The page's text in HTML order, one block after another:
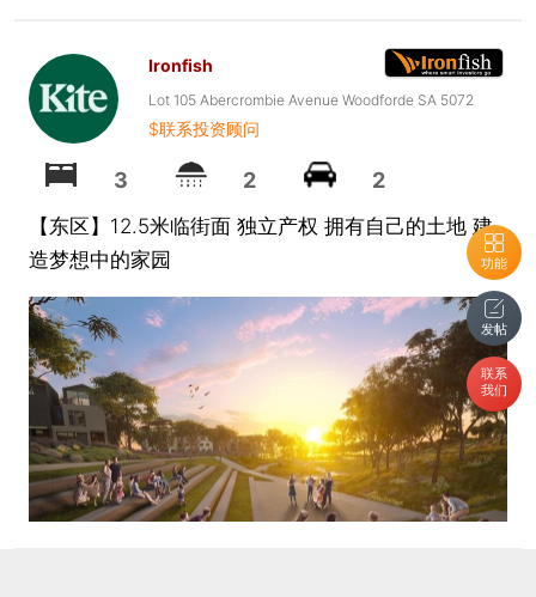
功能
发帖
联系
我们
Ironfish
Lot 105 Abercrombie Avenue Woodforde SA 5072
$联系投资顾问
3 2 2
【东区】12.5米临街面 独立产权 拥有自己的土地 建
造梦想中的家园